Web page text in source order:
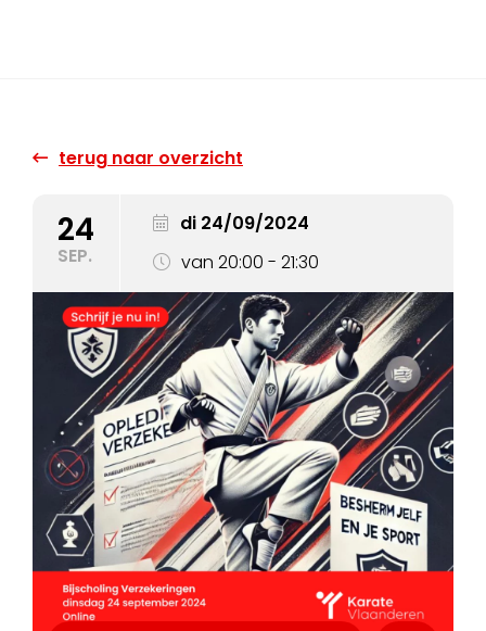
terug naar overzicht
24
SEP.
di 24/09/2024
van 20:00 - 21:30